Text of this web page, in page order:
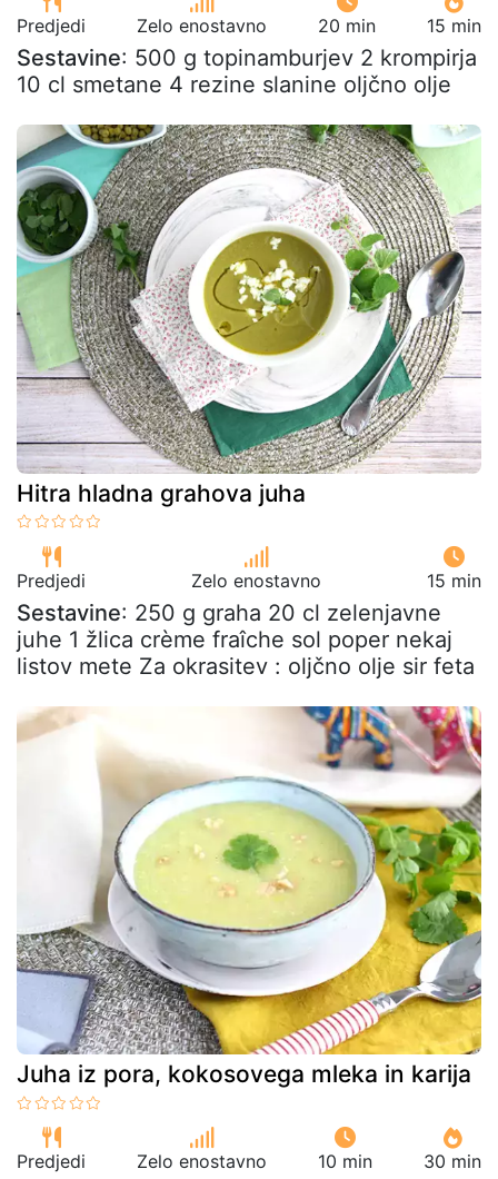
Predjedi Zelo enostavno 20 min 15 min
Sestavine: 500 g topinamburjev 2 krompirja
10 cl smetane 4 rezine slanine oljčno olje
Hitra hladna grahova juha
Predjedi Zelo enostavno 15 min
Sestavine: 250 g graha 20 cl zelenjavne
juhe 1 žlica crème fraîche sol poper nekaj
listov mete Za okrasitev : oljčno olje sir feta
Juha iz pora, kokosovega mleka in karija
Predjedi Zelo enostavno 10 min 30 min